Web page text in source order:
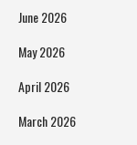
June 2026
May 2026
April 2026
March 2026